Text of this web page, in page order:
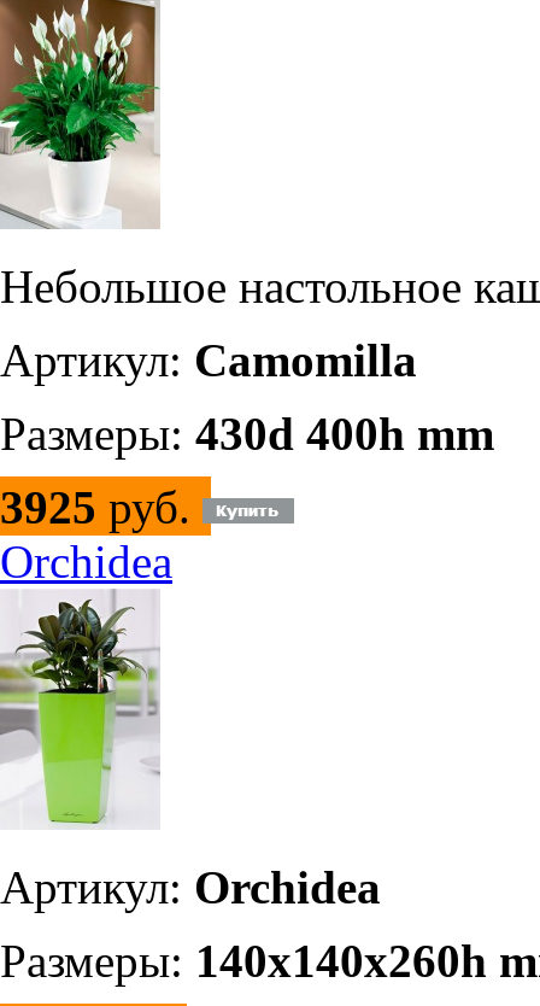
Небольшое настольное
Артикул: Camomilla
Размеры: 430d 400h mm
3925 руб.
Orchidea
Артикул: Orchidea
Размеры: 140x140x260h